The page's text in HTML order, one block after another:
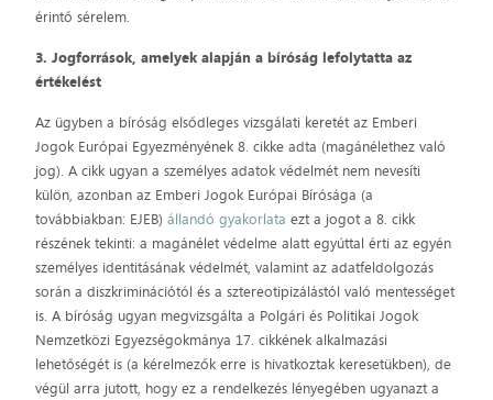
érintő sérelem.
3. Jogforrások, amelyek alapján a bíróság lefolytatta az
értékelést
Az ügyben a bíróság elsődleges vizsgálati keretét az Emberi
Jogok Európai Egyezményének 8. cikke adta (magánélethez való
jog). A cikk ugyan a személyes adatok védelmét nem nevesíti
külön, azonban az Emberi Jogok Európai Bírósága (a
továbbiakban: EJEB)állandó gyakorlata ezt a jogot a 8. cikk
részének tekinti: a magánélet védelme alatt egyúttal érti az egyén
személyes identitásának védelmét, valamint az adatfeldolgozás
során a diszkriminációtól és a sztereotipizálástól való mentességet
is. A bíróság ugyan megvizsgálta a Polgári és Politikai Jogok
Nemzetközi Egyezségokmánya 17. cikkének alkalmazási
lehetőségét is (a kérelmezők erre is hivatkoztak keresetükben), de
végül arra jutott, hogy ez a rendelkezés lényegében ugyanazt a